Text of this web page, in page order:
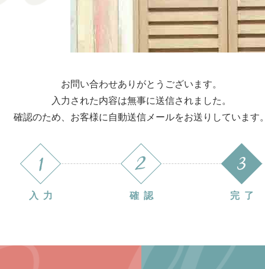
お問い合わせありがとうございます。
入力された内容は無事に送信されました。
確認のため、お客様に自動送信メールをお送りしています。
入力 確認 完了